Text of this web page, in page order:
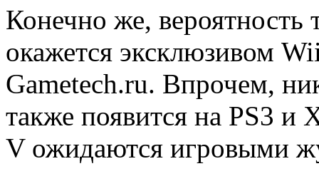
Конечно же, вероятность
окажется эксклюзивом
Gametech.ru. Впрочем,
также появится на PS3
V ожидаются игровыми